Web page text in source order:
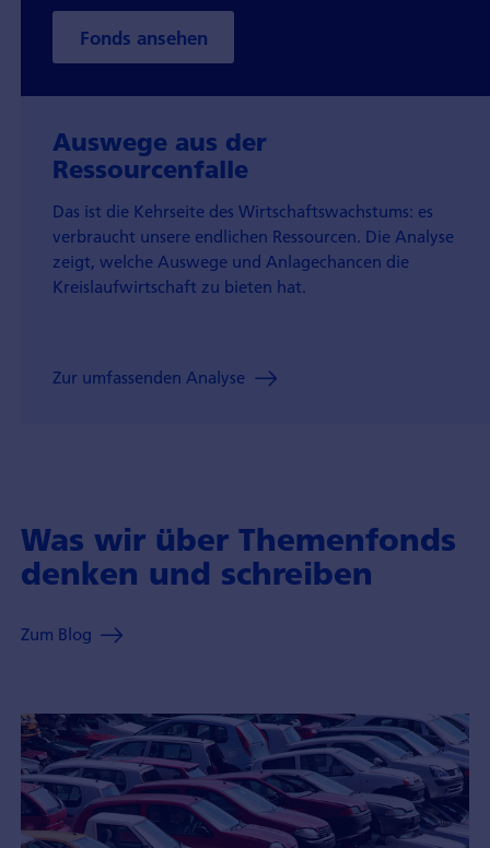
Fonds ansehen
Auswege aus der
Ressourcenfalle
Das ist die Kehrseite des Wirtschafts­wachstums: es
verbraucht unsere endlichen Ressourcen. Die Analyse
zeigt, welche Auswege und Anlage­chancen die
Kreislauf­wirtschaft zu bieten hat.
Zur umfassenden Analyse
Was wir über Themenfonds
denken und schreiben
Zum Blog